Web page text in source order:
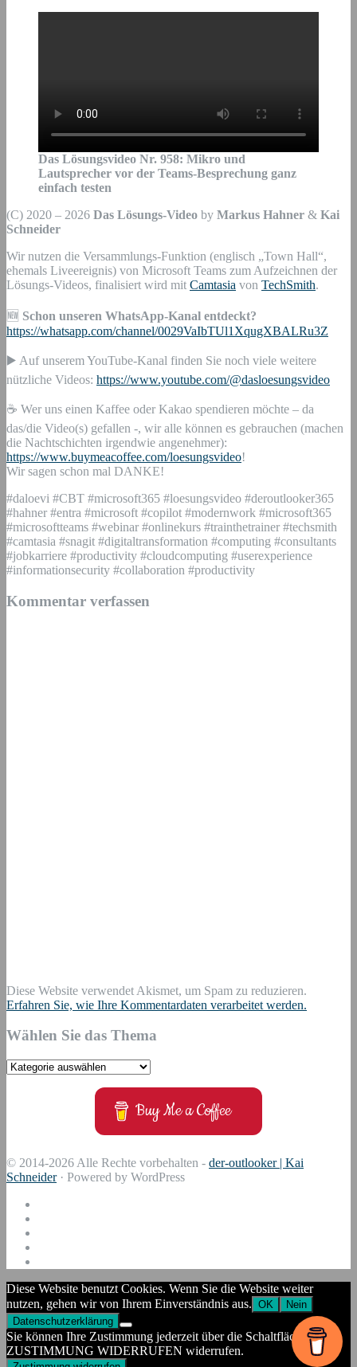
Das Lösungsvideo Nr. 958: Mikro und
Lautsprecher vor der Teams-Besprechung ganz
einfach testen
(C) 2020 – 2026 Das Lösungs-Video by Markus Hahner & Kai
Schneider
Wir nutzen die Versammlungs-Funktion (englisch „Town Hall“,
ehemals Liveereignis) von Microsoft Teams zum Aufzeichnen der
Lösungs-Videos, finalisiert wird mit Camtasia von TechSmith.
🆕 Schon unseren WhatsApp-Kanal entdeckt?
https://whatsapp.com/channel/0029VaIbTUl1XqugXBALRu3Z
▶️ Auf unserem YouTube-Kanal finden Sie noch viele weitere
nützliche Videos: https://www.youtube.com/@dasloesungsvideo
☕ Wer uns einen Kaffee oder Kakao spendieren möchte – da
das/die Video(s) gefallen -, wir alle können es gebrauchen (machen
die Nachtschichten irgendwie angenehmer):
https://www.buymeacoffee.com/loesungsvideo!
Wir sagen schon mal DANKE!
#daloevi #CBT #microsoft365 #loesungsvideo #deroutlooker365
#hahner #entra #microsoft #copilot #modernwork #microsoft365
#microsoftteams #webinar #onlinekurs #trainthetrainer #techsmith
#camtasia #snagit #digitaltransformation #computing #consultants
#jobkarriere #productivity #cloudcomputing #userexperience
#informationsecurity #collaboration #productivity
Kommentar verfassen
Diese Website verwendet Akismet, um Spam zu reduzieren.
Erfahren Sie, wie Ihre Kommentardaten verarbeitet werden.
Wählen Sie das Thema
Wählen
Buy Me a Coffee
© 2014-2026 Alle Rechte vorbehalten - der-outlooker | Kai
Schneider· Powered by WordPress
Diese Website benutzt Cookies. Wenn Sie die Website weiter
nutzen, gehen wir von Ihrem Einverständnis aus. OK
Nein
Datenschutzerklärung
Sie können Ihre Zustimmung jederzeit über die Schaltfläche
ZUSTIMMUNG WIDERRUFEN widerrufen.